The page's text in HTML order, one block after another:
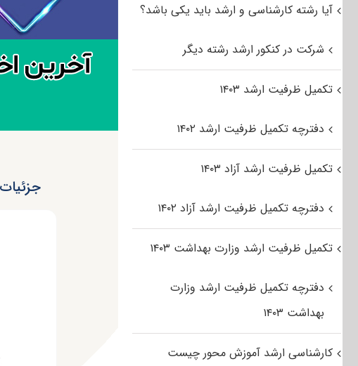
آیا رشته کارشناسی و ارشد باید یکی باشد؟
شرکت در کنکور ارشد رشته دیگر
تکمیل ظرفیت ارشد ۱۴۰۳
دفترچه تکمیل ظرفیت ارشد ۱۴۰۲
تکمیل ظرفیت ارشد آزاد ۱۴۰۳
دفترچه تکمیل ظرفیت ارشد آزاد ۱۴۰۲
تکمیل ظرفیت ارشد وزارت بهداشت ۱۴۰۳
دفترچه تکمیل ظرفیت ارشد وزارت
بهداشت ۱۴۰۳
کارشناسی ارشد آموزش محور چیست